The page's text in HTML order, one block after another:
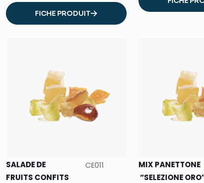
FICHE PRODUIT
SALADE DE
FRUITS CONFITS
CE011
MIX PANETTONE
“SELEZIONE